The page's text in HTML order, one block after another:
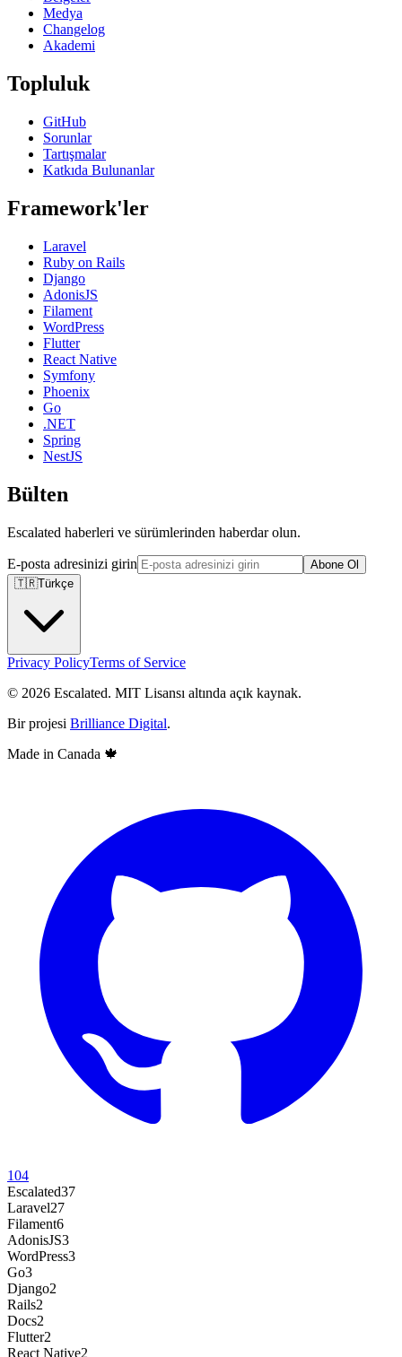
Medya
Changelog
Akademi
Topluluk
GitHub
Sorunlar
Tartışmalar
Katkıda Bulunanlar
Framework'ler
Laravel
Ruby on Rails
Django
AdonisJS
Filament
WordPress
Flutter
React Native
Symfony
Phoenix
Go
.NET
Spring
NestJS
Bülten
Escalated haberleri ve sürümlerinden haberdar olun.
E-posta adresinizi girin
Abone Ol
🇹🇷Türkçe
Privacy PolicyTerms of Service
© 2026 Escalated. MIT Lisansı altında açık kaynak.
Bir projesi Brilliance Digital.
Made in Canada 🍁
104
Escalated37
Laravel27
Filament6
AdonisJS3
WordPress3
Go3
Django2
Rails2
Docs2
Flutter2
React Native2